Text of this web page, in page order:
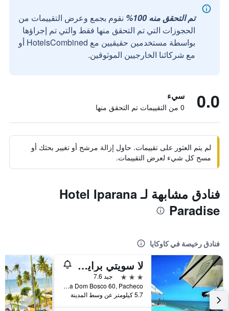
تم التحقق منه 100%
نقوم بجمع وعرض التقييمات من
الحجوزات التي تم التحقق منها فقط والتي تم إجراؤها
بواسطة مستخدمين حقيقيين مع HotelsCombined أو
مع شركائنا الخارجيين الموثوقين.
0.0 سيء
0 من التقييمات تم التحقق منها
لم يتم العثور على تقييمات. حاول إزالة مرشح أو تغيير بحثك أو
مسح كل شيء لعرض التقييمات.
فنادق مشابهة لـ Hotel Iparana
Paradise
فنادق رخيصة في كاوكايا
لا سويتي برايا أوتل
3 نجوم
جيد 7.6
Avenida Dom Bosco 60, Pacheco, كاوكايا, البرازيل
5.7 كيلومتر عن وسط المدينة